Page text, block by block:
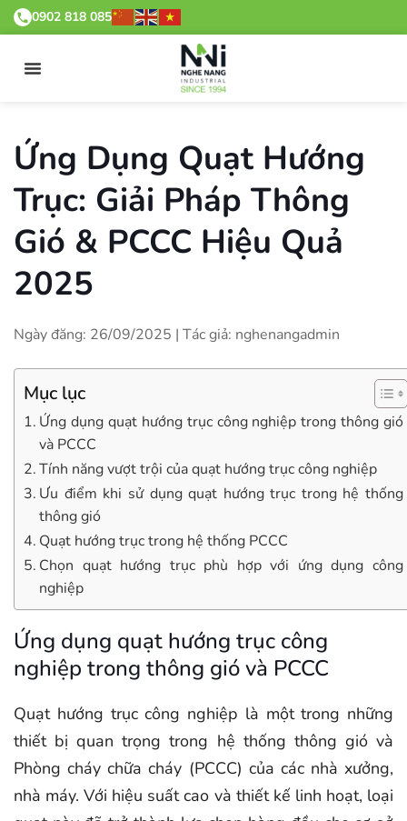
0902 818 085
Ứng Dụng Quạt Hướng
Trục: Giải Pháp Thông
Gió & PCCC Hiệu Quả
2025
Ngày đăng: 26/09/2025 | Tác giả: nghenangadmin
Mục lục
Ứng dụng quạt hướng trục công nghiệp trong thông gió
và PCCC
Tính năng vượt trội của quạt hướng trục công nghiệp
Ưu điểm khi sử dụng quạt hướng trục trong hệ thống
thông gió
Quạt hướng trục trong hệ thống PCCC
Chọn quạt hướng trục phù hợp với ứng dụng công
nghiệp
Ứng dụng quạt hướng trục công
nghiệp trong thông gió và PCCC
Quạt hướng trục công nghiệp là một trong những
thiết bị quan trọng trong hệ thống thông gió và
Phòng cháy chữa cháy (PCCC) của các nhà xưởng,
nhà máy. Với hiệu suất cao và thiết kế linh hoạt, loại